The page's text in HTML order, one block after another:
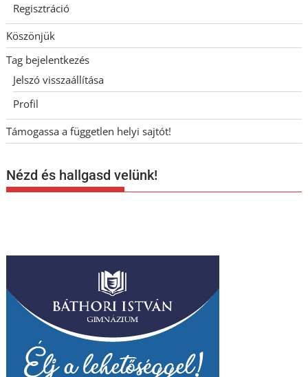
Regisztráció
Köszönjük
Tag bejelentkezés
Jelszó visszaállítása
Profil
Támogassa a független helyi sajtót!
Nézd és hallgasd velünk!